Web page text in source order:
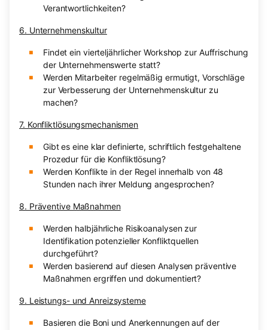
Verantwortlichkeiten?
6. Unternehmenskultur
Findet ein vierteljährlicher Workshop zur Auffrischung
der Unternehmenswerte statt?
Werden Mitarbeiter regelmäßig ermutigt, Vorschläge
zur Verbesserung der Unternehmenskultur zu
machen?
7. Konfliktlösungsmechanismen
Gibt es eine klar definierte, schriftlich festgehaltene
Prozedur für die Konfliktlösung?
Werden Konflikte in der Regel innerhalb von 48
Stunden nach ihrer Meldung angesprochen?
8. Präventive Maßnahmen
Werden halbjährliche Risikoanalysen zur
Identifikation potenzieller Konfliktquellen
durchgeführt?
Werden basierend auf diesen Analysen präventive
Maßnahmen ergriffen und dokumentiert?
9. Leistungs- und Anreizsysteme
Basieren die Boni und Anerkennungen auf der